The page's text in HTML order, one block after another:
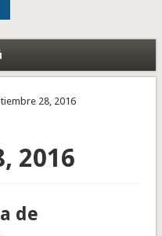
28, 2016
2016
de